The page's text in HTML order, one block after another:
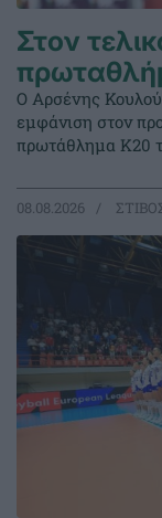
Στον
Ο Αρσένης
εμφάνιση στον
πρωτάθλημα Κ20
08.08.2026